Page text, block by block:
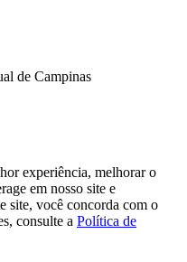
de Campinas
experiência, melhorar o
em nosso site e
site, você concorda com o
consulte a Política de